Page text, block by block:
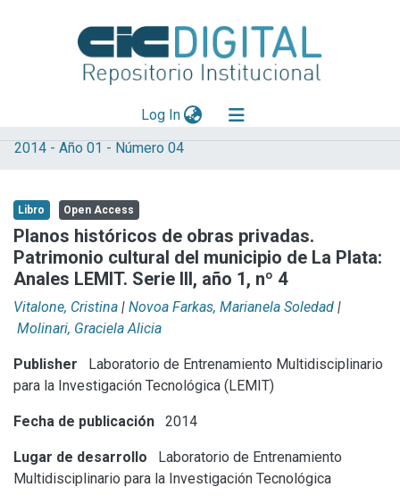
Log In(current)
Explorar
Aportar material
Statistics
2014 - Año 01 - Número 04
Libro Open Access
Planos históricos de obras privadas.
Patrimonio cultural del municipio de La Plata:
Anales LEMIT. Serie III, año 1, nº 4
Vitalone, Cristina | Novoa Farkas, Marianela Soledad |
Molinari, Graciela Alicia
Publisher
Laboratorio de Entrenamiento Multidisciplinario
para la Investigación Tecnológica (LEMIT)
Fecha de publicación 2014
Lugar de desarrollo
Laboratorio de Entrenamiento
Multidisciplinario para la Investigación Tecnológica